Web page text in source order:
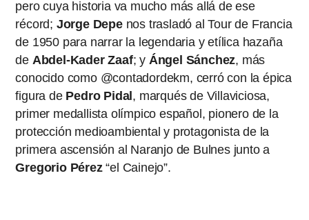
pero cuya historia va mucho más allá de ese
récord; Jorge Depenos trasladó al Tour de Francia
de 1950 para narrar la legendaria y etílica hazaña
de Abdel-Kader Zaaf; y Ángel Sánchez, más
conocido como @contadordekm, cerró con la épica
figura de Pedro Pidal , marqués de Villaviciosa,
primer medallista olímpico español, pionero de la
protección medioambiental y protagonista de la
primera ascensión al Naranjo de Bulnes junto a
Gregorio Pérez“el Cainejo”.